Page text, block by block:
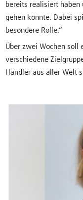
bereits realisiert haben
gehen könnte. Dabei
besondere Rolle.“
Über zwei Wochen soll
verschiedene
Händler aus aller Welt